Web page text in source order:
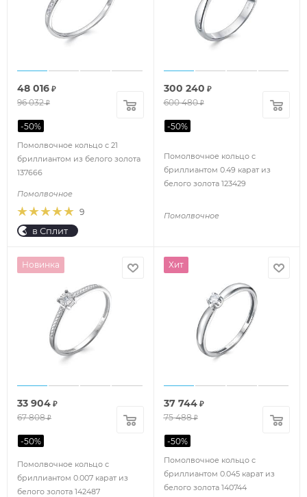
9
Помолвочное кольцо с 21
бриллиантом из белого золота
137666
Помолвочное
48 016 ₽
96 032₽
-50%
в Сплит
Помолвочное кольцо с
бриллиантом 0.49 карат из
белого золота 123429
Помолвочное
300 240 ₽
600 480₽
-50%
Новинка
Помолвочное кольцо с
бриллиантом 0.007 карат из
белого золота 142487
33 904 ₽
67 808₽
-50%
Хит
Помолвочное кольцо с
бриллиантом 0.045 карат из
белого золота 140744
37 744₽
75 488₽
-50%